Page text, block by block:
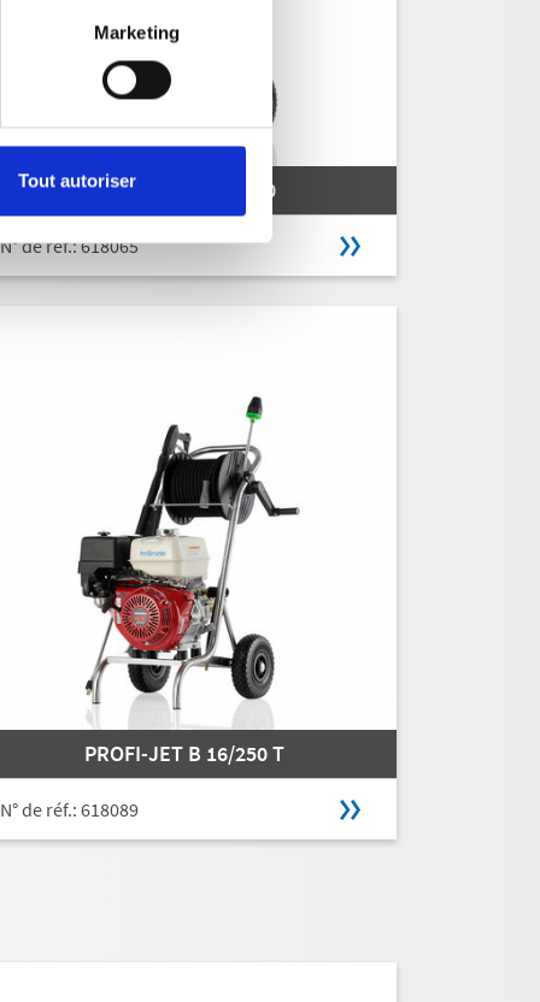
Marketing
Tout autoriserPROFI-JET B 20/200
N° de réf.: 618065
PROFI-JET B 16/250 T
N° de réf.: 618089